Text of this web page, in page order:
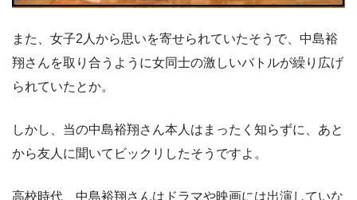
また、女子2人から思いを寄せられていたそうで、中島裕
翔さんを取り合うように女同士の激しいバトルが繰り広げ
られていたとか。
しかし、当の中島裕翔さん本人はまったく知らずに、あと
から友人に聞いてビックリしたそうですよ。
高校時代、中島裕翔さんはドラマや映画には出演していな